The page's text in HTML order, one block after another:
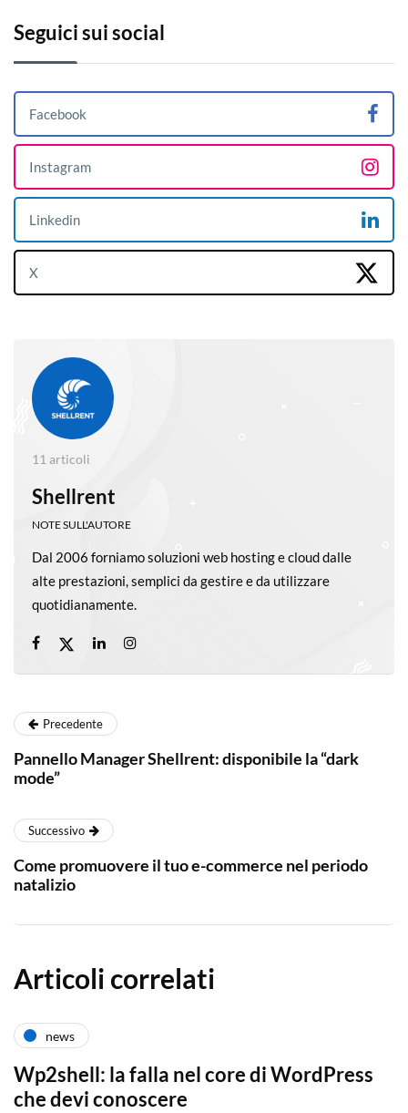
Seguici sui social
Facebook
Instagram
Linkedin
X
11 articoli
Shellrent
NOTE SULL'AUTORE
Dal 2006 forniamo soluzioni web hosting e cloud dalle
alte prestazioni, semplici da gestire e da utilizzare
quotidianamente.
Precedente
Pannello Manager Shellrent: disponibile la “dark
mode”
Successivo
Come promuovere il tuo e-commerce nel periodo
natalizio
Articoli correlati
news
Wp2shell: la falla nel core di WordPress
che devi conoscere